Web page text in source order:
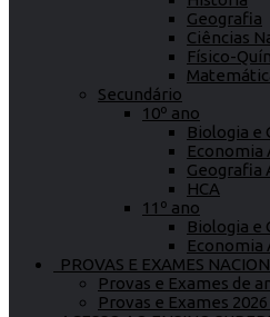
Geografia
Ciências
Físico-
Secundário
10º ano
Biologia e
Economia
Geografia
HCA
11º ano
Biologia e
Economia
PROVAS E EXAMES
Provas e Exames de
Provas e Exames